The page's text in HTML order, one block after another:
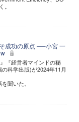
成功の原点 ──小宮 一
『経営者マインドの秘
科学出版)が2024年11月
聞いた。